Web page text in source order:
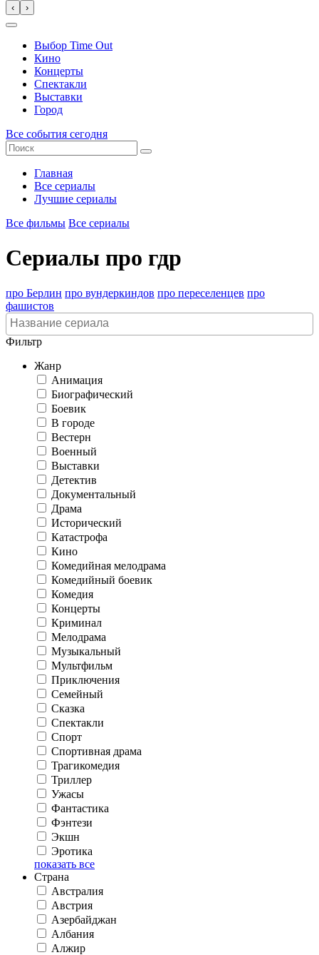
‹ ›
Выбор Time Out
Кино
Концерты
Спектакли
Выставки
Город
Все события сегодня
Главная
Все сериалы
Лучшие сериалы
Все фильмы Все сериалы
Сериалы про гдр
про Берлин про вундеркиндов про переселенцев про
фашистов
Фильтр
Жанр
Анимация
Биографический
Боевик
В городе
Вестерн
Военный
Выставки
Детектив
Документальный
Драма
Исторический
Катастрофа
Кино
Комедийная мелодрама
Комедийный боевик
Комедия
Концерты
Криминал
Мелодрама
Музыкальный
Мультфильм
Приключения
Семейный
Сказка
Спектакли
Спорт
Спортивная драма
Трагикомедия
Триллер
Ужасы
Фантастика
Фэнтези
Экшн
Эротика
показать все
Страна
Австралия
Австрия
Азербайджан
Албания
Алжир